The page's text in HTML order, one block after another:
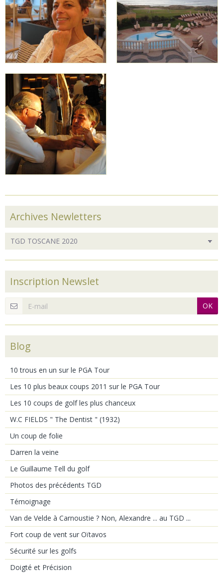
Archives Newletters
Inscription Newslet
OK
Blog
10 trous en un sur le PGA Tour
Les 10 plus beaux coups 2011 sur le PGA Tour
Les 10 coups de golf les plus chanceux
W.C FIELDS " The Dentist " (1932)
Un coup de folie
Darren la veine
Le Guillaume Tell du golf
Photos des précédents TGD
Témoignage
Van de Velde à Carnoustie ? Non, Alexandre ... au TGD ...
Fort coup de vent sur Oïtavos
Sécurité sur les golfs
Doigté et Précision